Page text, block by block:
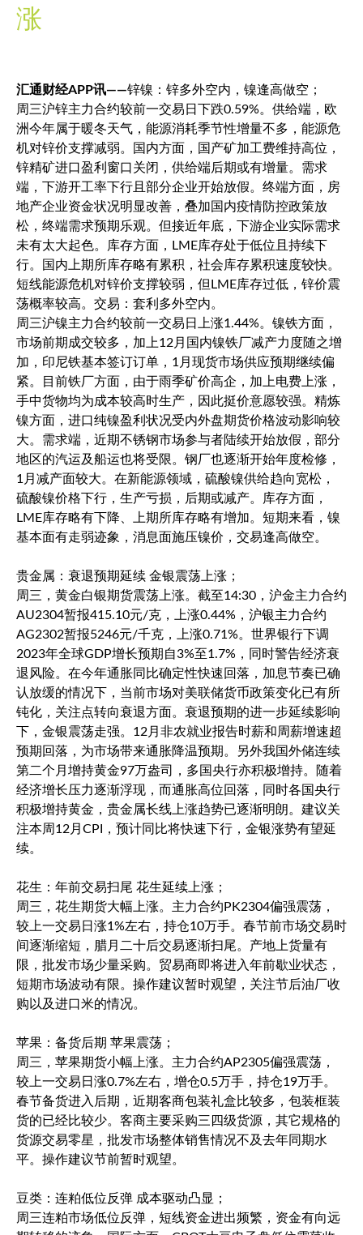
涨
汇通财经APP讯——锌镍：锌多外空内，镍逢高做空；
周三沪锌主力合约较前一交易日下跌0.59%。供给端，欧
洲今年属于暖冬天气，能源消耗季节性增量不多，能源危
机对锌价支撑减弱。国内方面，国产矿加工费维持高位，
锌精矿进口盈利窗口关闭，供给端后期或有增量。需求
端，下游开工率下行且部分企业开始放假。终端方面，房
地产企业资金状况明显改善，叠加国内疫情防控政策放
松，终端需求预期乐观。但接近年底，下游企业实际需求
未有太大起色。库存方面，LME库存处于低位且持续下
行。国内上期所库存略有累积，社会库存累积速度较快。
短线能源危机对锌价支撑较弱，但LME库存过低，锌价震
荡概率较高。交易：套利多外空内。
周三沪镍主力合约较前一交易日上涨1.44%。镍铁方面，
市场前期成交较多，加上12月国内镍铁厂减产力度随之增
加，印尼铁基本签订订单，1月现货市场供应预期继续偏
紧。目前铁厂方面，由于雨季矿价高企，加上电费上涨，
手中货物均为成本较高时生产，因此挺价意愿较强。精炼
镍方面，进口纯镍盈利状况受内外盘期货价格波动影响较
大。需求端，近期不锈钢市场参与者陆续开始放假，部分
地区的汽运及船运也将受限。钢厂也逐渐开始年度检修，
1月减产面较大。在新能源领域，硫酸镍供给趋向宽松，
硫酸镍价格下行，生产亏损，后期或减产。库存方面，
LME库存略有下降、上期所库存略有增加。短期来看，镍
基本面有走弱迹象，消息面施压镍价，交易逢高做空。
贵金属：衰退预期延续 金银震荡上涨；
周三，黄金白银期货震荡上涨。截至14:30，沪金主力合约
AU2304暂报415.10元/克，上涨0.44%，沪银主力合约
AG2302暂报5246元/千克，上涨0.71%。世界银行下调
2023年全球GDP增长预期自3%至1.7%，同时警告经济衰
退风险。在今年通胀同比确定性快速回落，加息节奏已确
认放缓的情况下，当前市场对美联储货币政策变化已有所
钝化，关注点转向衰退方面。衰退预期的进一步延续影响
下，金银震荡走强。12月非农就业报告时薪和周薪增速超
预期回落，为市场带来通胀降温预期。另外我国外储连续
第二个月增持黄金97万盎司，多国央行亦积极增持。随着
经济增长压力逐渐浮现，而通胀高位回落，同时各国央行
积极增持黄金，贵金属长线上涨趋势已逐渐明朗。建议关
注本周12月CPI，预计同比将快速下行，金银涨势有望延
续。
花生：年前交易扫尾 花生延续上涨；
周三，花生期货大幅上涨。主力合约PK2304偏强震荡，
较上一交易日涨1%左右，持仓10万手。春节前市场交易时
间逐渐缩短，腊月二十后交易逐渐扫尾。产地上货量有
限，批发市场少量采购。贸易商即将进入年前歇业状态，
短期市场波动有限。操作建议暂时观望，关注节后油厂收
购以及进口米的情况。
苹果：备货后期 苹果震荡；
周三，苹果期货小幅上涨。主力合约AP2305偏强震荡，
较上一交易日涨0.7%左右，增仓0.5万手，持仓19万手。
春节备货进入后期，近期客商包装礼盒比较多，包装框装
货的已经比较少。客商主要采购三四级货源，其它规格的
货源交易零星，批发市场整体销售情况不及去年同期水
平。操作建议节前暂时观望。
豆类：连粕低位反弹 成本驱动凸显；
周三连粕市场低位反弹，短线资金进出频繁，资金有向远